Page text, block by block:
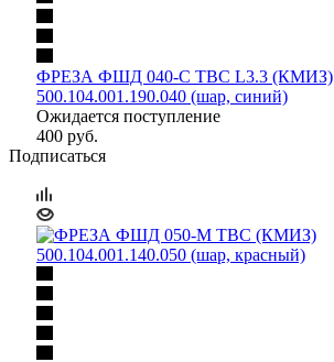
ФРЕЗА ФШД 040-С ТВС L3.3 (КМИЗ)
500.104.001.190.040 (шар, синий)
Ожидается поступление
400 руб.
Подписаться